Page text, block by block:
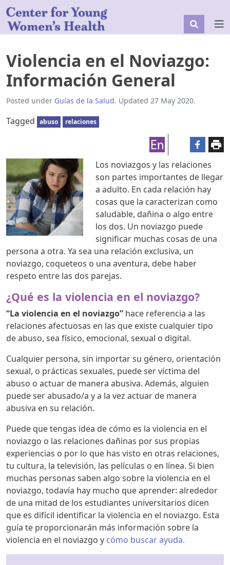
Violencia en el Noviazgo:
Información General
Posted under Guías de la Salud. Updated 27 May 2020.
Tagged abuso relaciones
Los noviazgos y las relaciones
son partes importantes de llegar
a adulto. En cada relación hay
cosas que la caracterizan como
saludable, dañina o algo entre
los dos. Un noviazgo puede
significar muchas cosas de una
persona a otra. Ya sea una relación exclusiva, un
noviazgo, coqueteos o una aventura, debe haber
respeto entre las dos parejas.
¿Qué es la violencia en el noviazgo?
“La violencia en el noviazgo” hace referencia a las
relaciones afectuosas en las que existe cualquier tipo
de abuso, sea físico, emocional, sexual o digital.
Cualquier persona, sin importar su género, orientación
sexual, o prácticas sexuales, puede ser víctima del
abuso o actuar de manera abusiva. Además, alguien
puede ser abusado/a y a la vez actuar de manera
abusiva en su relación.
Puede que tengas idea de cómo es la violencia en el
noviazgo o las relaciones dañinas por sus propias
experiencias o por lo que has visto en otras relaciones,
tu cultura, la televisión, las películas o en línea. Si bien
muchas personas saben algo sobre la violencia en el
noviazgo, todavía hay mucho que aprender: alrededor
de una mitad de los estudiantes universitarios dicen
que es difícil identificar la violencia en el noviazgo. Esta
guía te proporcionarán más información sobre la
violencia en el noviazgo y cómo buscar ayuda.